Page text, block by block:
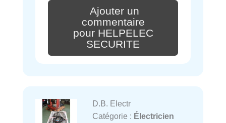
Ajouter un
commentaire
pour HELPELEC
SECURITE
D.B. Electr
Catégorie : Électricien